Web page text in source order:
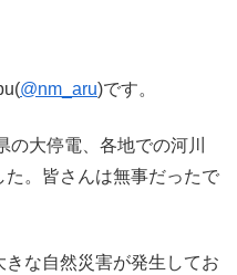
@nm_aru)です。
大停電、各地での河川
。皆さんは無事だったで
な自然災害が発生してお